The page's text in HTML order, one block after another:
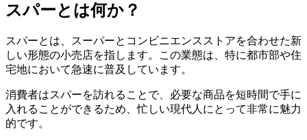
スパーとは何か？
スパーとは、スーパーとコンビニエンスストアを合わせた新
しい形態の小売店を指します。この業態は、特に都市部や住
宅地において急速に普及しています。
消費者はスパーを訪れることで、必要な商品を短時間で手に
入れることができるため、忙しい現代人にとって非常に魅力
的です。